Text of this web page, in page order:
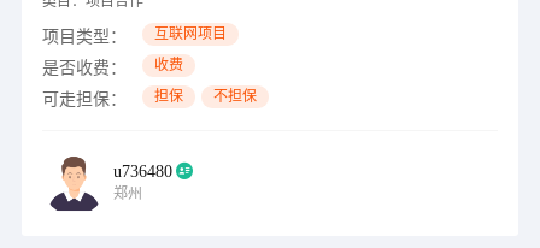
项目类型： 互联网项目
是否收费： 收费
可走担保： 担保 不担保
u736480
郑州